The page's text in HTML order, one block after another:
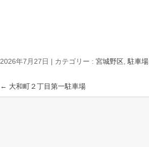
2026年7月27日 | カテゴリー :宮城野区 ,駐車場
← 大和町２丁目第一駐車場